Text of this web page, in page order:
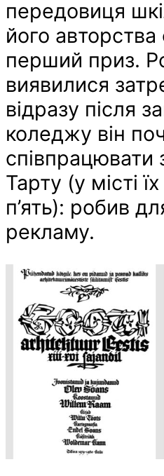
передовиця
його
перший приз.
виявилися
відразу після
коледжу він
співпрацювати
Тарту (у місті
п’ять): робив
рекламу.